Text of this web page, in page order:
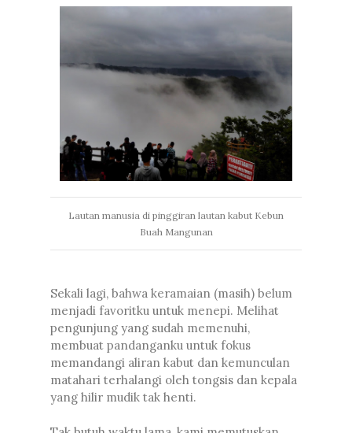
Lautan manusia di pinggiran lautan kabut Kebun
Buah Mangunan
Sekali lagi, bahwa keramaian (masih) belum
menjadi favoritku untuk menepi. Melihat
pengunjung yang sudah memenuhi,
membuat pandanganku untuk fokus
memandangi aliran kabut dan kemunculan
matahari terhalangi oleh tongsis dan kepala
yang hilir mudik tak henti.